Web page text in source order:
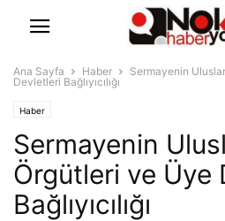
Ana Sayfa Haber
Sermayenin
Devletleri Bağlıyıcılığı
Haber
Sermayenin
Örgütleri ve Üye
Bağlıyıcılığı